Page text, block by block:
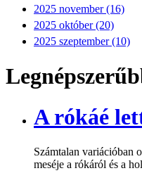
2025 november (16)
2025 október (20)
2025 szeptember (10)
A rókáé
Számtalan variációban
meséje a rókáról és a